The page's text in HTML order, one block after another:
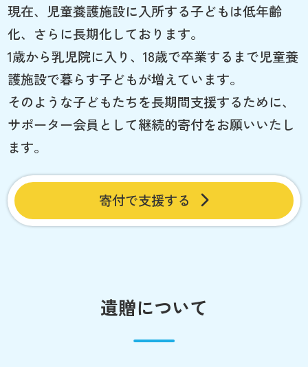
現在、児童養護施設に入所する子どもは低年齢
化、さらに長期化しております。
1歳から乳児院に入り、18歳で卒業するまで児童養
護施設で暮らす子どもが増えています。
そのような子どもたちを長期間支援するために、
サポーター会員として継続的寄付をお願いいたし
ます。
寄付で支援する
遺贈について